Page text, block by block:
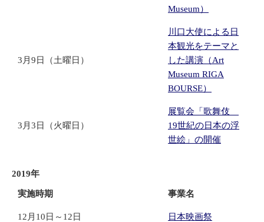
Museum）
3月9日（土曜日）
川口大使による日
本観光をテーマと
した講演（Art
Museum RIGA
BOURSE）
3月3日（火曜日）
展覧会「歌舞伎
19世紀の日本の浮
世絵」の開催
2019年
実施時期 事業名
12月10日～12日 日本映画祭